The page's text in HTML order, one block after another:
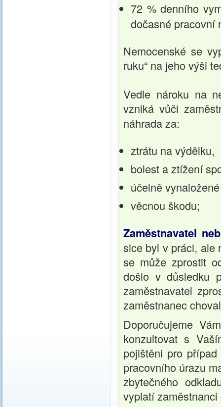
72 % denního
dočasné pracovní
Nemocenské se
ruku“ na jeho výši
Vedle nároku na
vzniká vůči
náhrada za:
ztrátu na výdělku,
bolest a ztížení
účelně
věcnou škodu;
Zaměstnavatel
sice byl v práci, ale
se může zprostit
došlo v důsledku
zaměstnavatel
zaměstnanec
Doporučujeme
konzultovat s
pojištěni pro
pracovního úrazu
zbytečného
vyplatí